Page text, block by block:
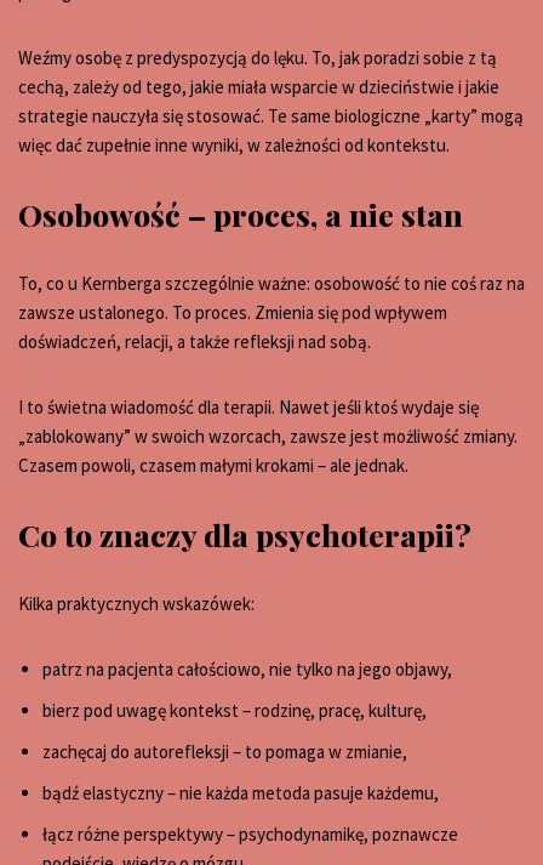
Weźmy osobę z predyspozycją do lęku. To, jak poradzi sobie z tą
cechą, zależy od tego, jakie miała wsparcie w dzieciństwie i jakie
strategie nauczyła się stosować. Te same biologiczne „karty” mogą
więc dać zupełnie inne wyniki, w zależności od kontekstu.
Osobowość – proces, a nie stan
To, co u Kernberga szczególnie ważne: osobowość to nie coś raz na
zawsze ustalonego. To proces. Zmienia się pod wpływem
doświadczeń, relacji, a także refleksji nad sobą.
I to świetna wiadomość dla terapii. Nawet jeśli ktoś wydaje się
„zablokowany” w swoich wzorcach, zawsze jest możliwość zmiany.
Czasem powoli, czasem małymi krokami – ale jednak.
Co to znaczy dla psychoterapii?
Kilka praktycznych wskazówek:
patrz na pacjenta całościowo, nie tylko na jego objawy,
bierz pod uwagę kontekst – rodzinę, pracę, kulturę,
zachęcaj do autorefleksji – to pomaga w zmianie,
bądź elastyczny – nie każda metoda pasuje każdemu,
łącz różne perspektywy – psychodynamikę, poznawcze